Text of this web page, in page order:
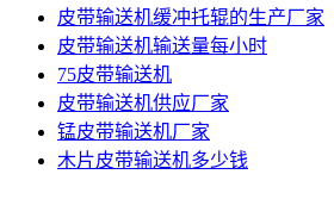
皮带输送机缓冲托辊的生产厂家
皮带输送机输送量每小时
75皮带输送机
皮带输送机供应厂家
锰皮带输送机厂家
木片皮带输送机多少钱